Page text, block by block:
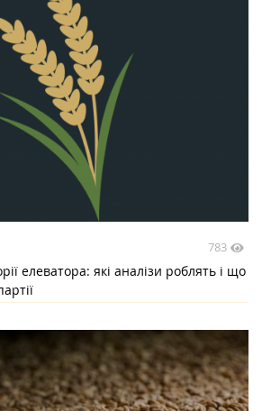
783
елеватора: які аналізи роблять і що